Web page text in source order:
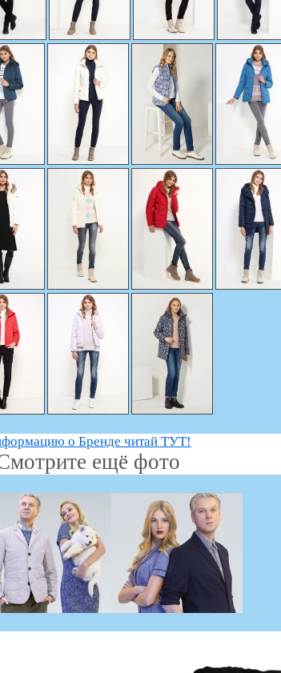
о Бренде читай ТУТ!
ещё фото